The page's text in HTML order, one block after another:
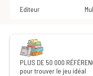
Editeur
PLUS DE 50 000
pour trouver le jeu idéal